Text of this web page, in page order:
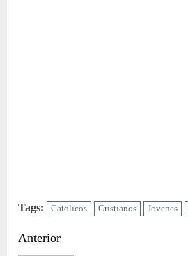
Tags: Catolicos Cristianos Jovenes
Sigue
Anterior